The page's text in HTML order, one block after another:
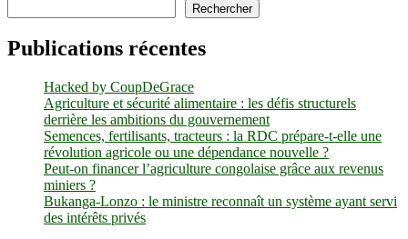
:
pourquoi
la
échoue
malgré
un
programme
national
Rechercher
Publications récentes
Hacked by CoupDeGrace
Agriculture et sécurité alimentaire : les défis structurels
derrière les ambitions du gouvernement
Semences, fertilisants, tracteurs : la RDC prépare-t-elle une
révolution agricole ou une dépendance nouvelle ?
Peut-on financer l’agriculture congolaise grâce aux revenus
miniers ?
Bukanga-Lonzo : le ministre reconnaît un système ayant servi
des intérêts privés